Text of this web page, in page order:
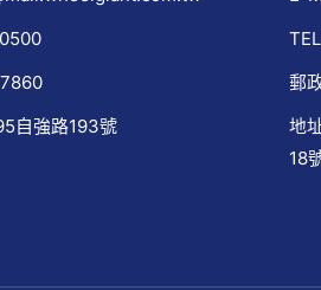
自強路193號
郵
地
18